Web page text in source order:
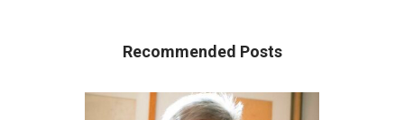
Recommended Posts